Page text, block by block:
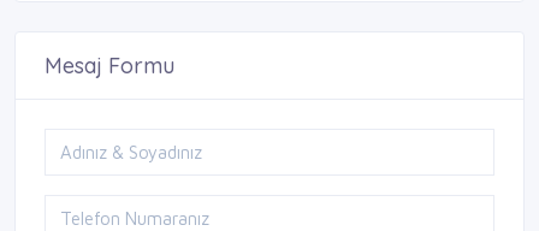
Mesaj Formu